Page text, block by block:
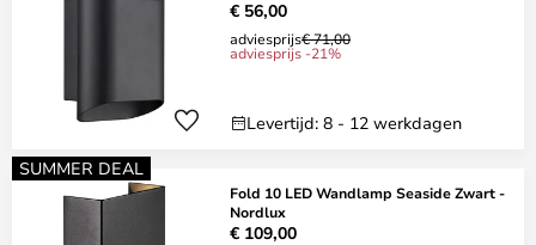
€ 56,00
adviesprijs€ 71,00
adviesprijs -21%
Levertijd: 8 - 12 werkdagen
SUMMER DEAL
Fold 10 LED Wandlamp Seaside Zwart -
Nordlux
€ 109,00